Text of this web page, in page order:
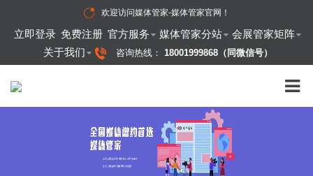
欢迎访问媒体管家-媒体管家官网 ！
立即登录 免费注册 官方服务 媒体管家分站
会展管家矩阵
关于我们
咨询热线： 18001999868（同微信号）